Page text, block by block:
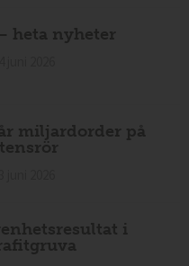
heta nyheter
miljardorder på
i